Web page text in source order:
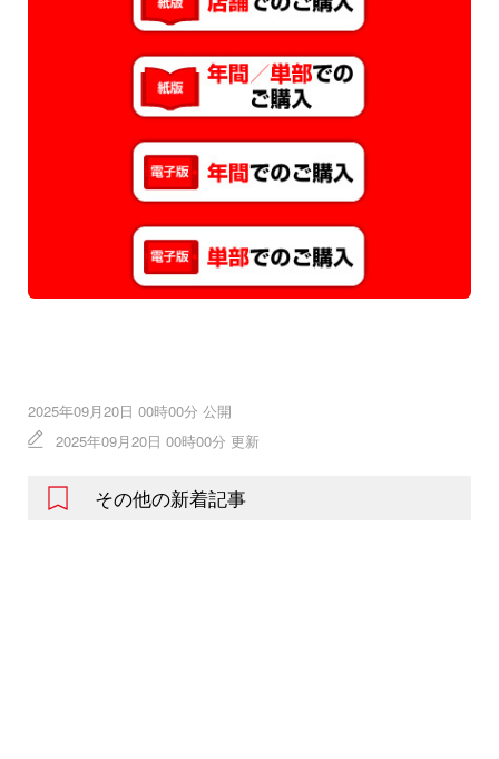
2025年09月20日 00時00分 公開
2025年09月20日 00時00分 更新
その他の新着記事